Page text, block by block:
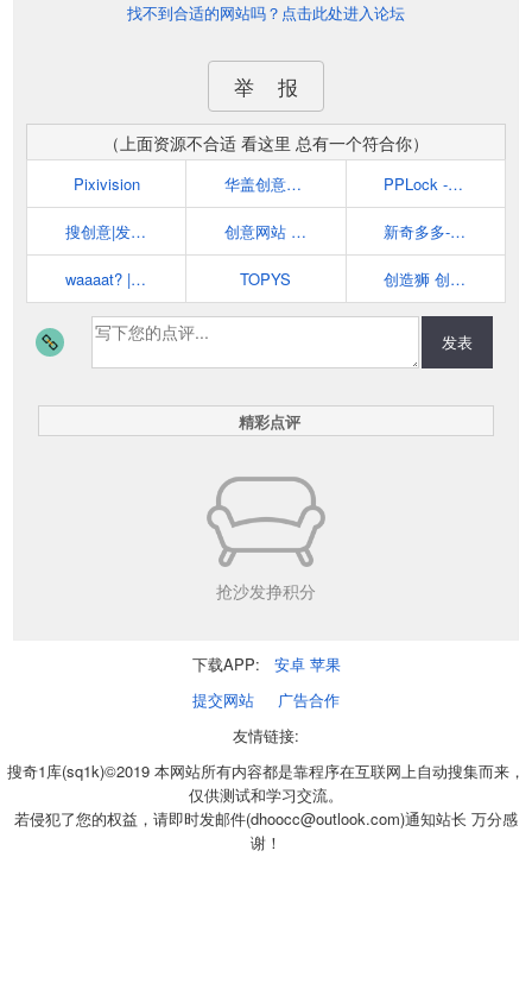
找不到合适的网站吗？点击此处进入论坛
举 报
（上面资源不合适 看这里 总有一个符合你）
Pixivision 华盖创意网站 PPLock - 分享关于美的一切
搜创意|发现和分享生活中的创意 创意网站 | 有趣的网站 | 有意思的网站 - 多新奇 新奇多多-分享新奇设计、励志视频、各种好玩有趣事情的网站
waaaat? | 创意资讯分享平台 TOPYS 创造狮 创意工作者导航
发表
精彩点评
抢沙发挣积分
下载APP: 安卓 苹果
提交网站
广告合作
友情链接:
搜奇1库(sq1k)©2019 本网站所有内容都是靠程序在互联网上自动搜集而来，
仅供测试和学习交流。
若侵犯了您的权益，请即时发邮件(dhoocc@outlook.com)通知站长 万分感
谢！